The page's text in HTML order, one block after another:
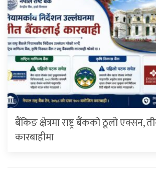
बैंकिङ क्षेत्रमा राष्ट्र बैंकको ठूलो एक्सन,
कारबाहीमा